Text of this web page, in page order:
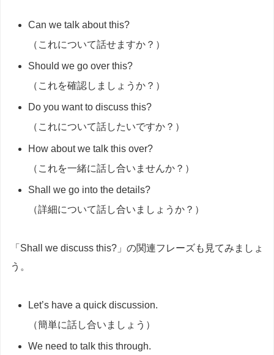
Can we talk about this?
（これについて話せますか？）
Should we go over this?
（これを確認しましょうか？）
Do you want to discuss this?
（これについて話したいですか？）
How about we talk this over?
（これを一緒に話し合いませんか？）
Shall we go into the details?
（詳細について話し合いましょうか？）
「Shall we discuss this?」の関連フレーズも見てみましょ
う。
Let’s have a quick discussion.
（簡単に話し合いましょう）
We need to talk this through.